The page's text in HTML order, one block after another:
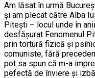
Am lăsat în urmă
şi am plecat către Alba
Piteşti – locul unde în
desfăşurat Fenomenul
prin tortură fizică şi
comuniste, fără
pot sa spun că m-a
pefectă de înviere şi